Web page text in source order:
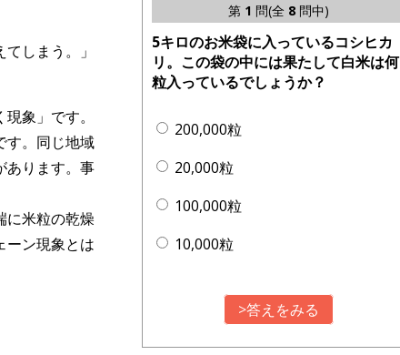
しまう。」
象」です。
す。同じ地域
あります。事
に米粒の乾燥
ーン現象とは
第 1 問(全 8問中)
5キロのお米袋に入っているコシヒカ
リ。この袋の中には果たして白米は何
粒入っているでしょうか？
200,000粒
20,000粒
100,000粒
10,000粒
>答えをみる